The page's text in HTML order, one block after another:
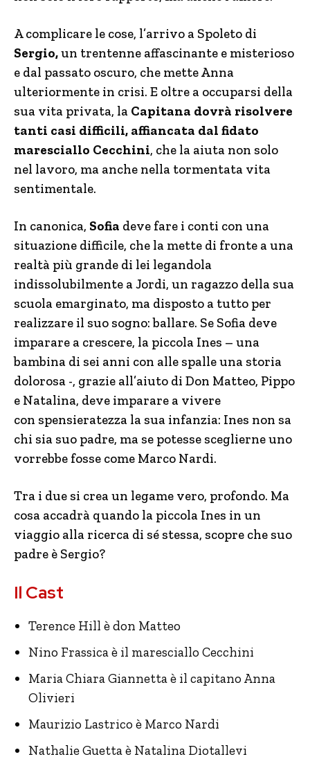
A complicare le cose, l’arrivo a Spoleto di
Sergio,un trentenne affascinante e misterioso
e dal passato oscuro, che mette Anna
ulteriormente in crisi. E oltre a occuparsi della
sua vita privata, la Capitana dovrà risolvere
tanti casi difficili, affiancata dal fidato
maresciallo Cecchini, che la aiuta non solo
nel lavoro, ma anche nella tormentata vita
sentimentale.
In canonica, Sofia deve fare i conti con una
situazione difficile, che la mette di fronte a una
realtà più grande di lei legandola
indissolubilmente a Jordi, un ragazzo della sua
scuola emarginato, ma disposto a tutto per
realizzare il suo sogno: ballare. Se Sofia deve
imparare a crescere, la piccola Ines – una
bambina di sei anni con alle spalle una storia
dolorosa -, grazie all’aiuto di Don Matteo, Pippo
e Natalina, deve imparare a vivere
con spensieratezza la sua infanzia: Ines non sa
chi sia suo padre, ma se potesse sceglierne uno
vorrebbe fosse come Marco Nardi.
Tra i due si crea un legame vero, profondo. Ma
cosa accadrà quando la piccola Ines in un
viaggio alla ricerca di sé stessa, scopre che suo
padre è Sergio?
Il Cast
Terence Hill è don Matteo
Nino Frassica è il maresciallo Cecchini
Maria Chiara Giannetta è il capitano Anna
Olivieri
Maurizio Lastrico è Marco Nardi
Nathalie Guetta è Natalina Diotallevi